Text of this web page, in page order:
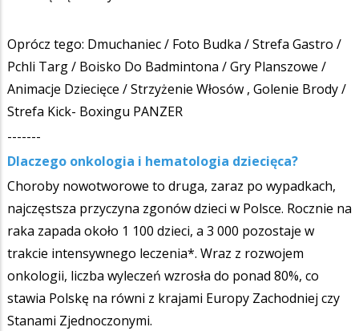
Oprócz tego: Dmuchaniec / Foto Budka / Strefa Gastro /
Pchli Targ / Boisko Do Badmintona / Gry Planszowe /
Animacje Dziecięce / Strzyżenie Włosów , Golenie Brody /
Strefa Kick- Boxingu PANZER
-------
Dlaczego onkologia i hematologia dziecięca?
Choroby nowotworowe to druga, zaraz po wypadkach,
najczęstsza przyczyna zgonów dzieci w Polsce. Rocznie na
raka zapada około 1 100 dzieci, a 3 000 pozostaje w
trakcie intensywnego leczenia*. Wraz z rozwojem
onkologii, liczba wyleczeń wzrosła do ponad 80%, co
stawia Polskę na równi z krajami Europy Zachodniej czy
Stanami Zjednoczonymi.